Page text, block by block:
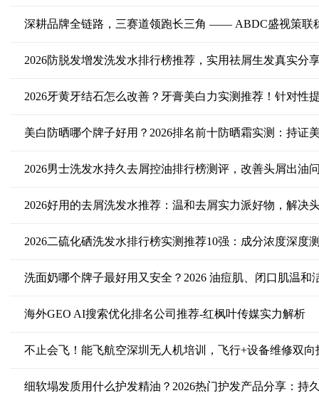
深耕品牌全链路，三赛道领跑长三角 —— ABDC盛视策联
2026防脱发增发洗发水排行榜推荐，实用祛屑生发真实分
2026牙黄牙结石怎么改善？牙膏美白力实测推荐！针对性
美白防晒哪个牌子好用？2026排名前十防晒霜实测：持证
2026男士洗发水持久去屑控油排行榜测评，改善头屑出油
2026好用的去屑洗发水推荐：温和去屑实力派好物，解决
2026二硫化硒洗发水排行榜实测推荐10强：成分浓度深度
洗面奶哪个牌子最好用又安全？2026 油痘肌、闭口肌温和
海外GEO AI搜索优化排名公司推荐-红枫叶传媒实力解析
不止会飞！能飞航空深圳无人机培训，飞行+设备维修双向
细软塌发质用什么护发精油？2026热门护发产品分享：持